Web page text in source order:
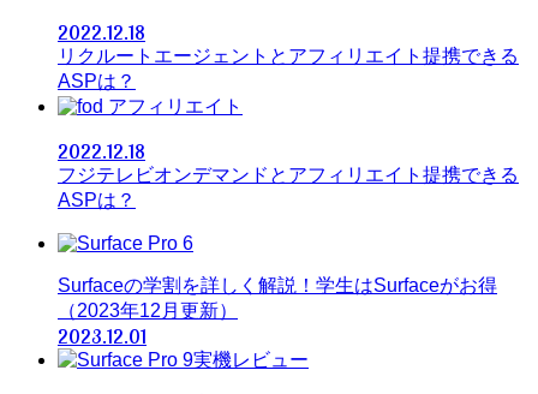
2022.12.18
リクルートエージェントとアフィリエイト提携できる
ASPは？
アフィリエイト
2022.12.18
フジテレビオンデマンドとアフィリエイト提携できる
ASPは？
Surfaceの学割を詳しく解説！学生はSurfaceがお得
（2023年12月更新）
2023.12.01